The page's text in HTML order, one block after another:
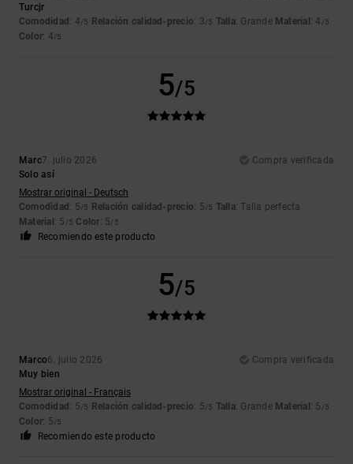
Turcjr
Comodidad: 4/5 Relación calidad-precio: 3/5 Talla: Grande Material: 4 /5
Color: 4/5
5/5
Marc7. julio 2026
Compra verificada
Solo así
Mostrar original - Deutsch
Comodidad: 5/5 Relación calidad-precio: 5/5 Talla: Talla perfecta
Material: 5 /5 Color: 5/5
Recomiendo este producto
5/5
Marco6. julio 2026
Compra verificada
Muy bien
Mostrar original - Français
Comodidad: 5/5 Relación calidad-precio: 5/5 Talla: Grande Material: 5 /5
Color: 5/5
Recomiendo este producto